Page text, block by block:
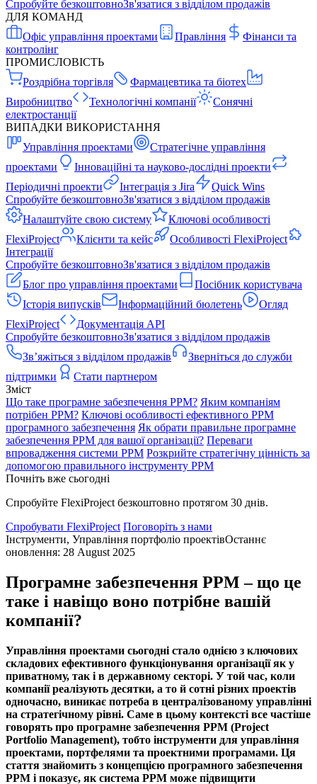
Спробуйте безкоштовноЗв'язатися з відділом продажів
ДЛЯ КОМАНД
Офіс управління проектами
Правління
Фінанси та
контролінг
ПРОМИСЛОВІСТЬ
Роздрібна торгівля
Фармацевтика та біотех
Виробництво
Технологічні компанії
Сонячні
електростанції
ВИПАДКИ ВИКОРИСТАННЯ
Управління проектами
Стратегічне управління
проектами
Інноваційні та науково-дослідні проекти
Періодичні проекти
Інтеграція з Jira
Quick Wins
Спробуйте безкоштовноЗв'язатися з відділом продажів
Налаштуйте свою систему
Ключові особливості
FlexiProject
Клієнти та кейс
Особливості FlexiProject
Інтеграції
Спробуйте безкоштовноЗв'язатися з відділом продажів
Блог про управління проектами
Посібник користувача
Історія випусків
Інформаційний бюлетень
Огляд
FlexiProject
Документація API
Спробуйте безкоштовноЗв'язатися з відділом продажів
Зв’яжіться з відділом продажів
Зверніться до служби
підтримки
Стати партнером
Зміст
Що таке програмне забезпечення PPM? Яким компаніям
потрібен PPM? Ключові особливості ефективного PPM
програмного забезпечення Як обрати правильне програмне
забезпечення PPM для вашої організації? Переваги
впровадження системи PPM Розкрийте стратегічну цінність за
допомогою правильного інструменту PPM
Почніть вже сьогодні
Спробуйте FlexiProject безкоштовно протягом 30 днів.
Спробувати FlexiProject Поговоріть з нами
Інструменти, Управління портфоліо проектівОстаннє
оновлення: 28 August 2025
Програмне забезпечення PPM – що це
таке і навіщо воно потрібне вашій
компанії?
Управління проектами сьогодні стало однією з ключових
складових ефективного функціонування організації як у
приватному, так і в державному секторі. У той час, коли
компанії реалізують десятки, а то й сотні різних проектів
одночасно, виникає потреба в централізованому управлінні
на стратегічному рівні. Саме в цьому контексті все частіше
говорять про програмне забезпечення PPM (Project
Portfolio Management), тобто інструменти для управління
проектами, портфелями та проектними програмами. Ця
стаття знайомить з концепцією програмного забезпечення
PPM і показує, як система PPM може підвищити